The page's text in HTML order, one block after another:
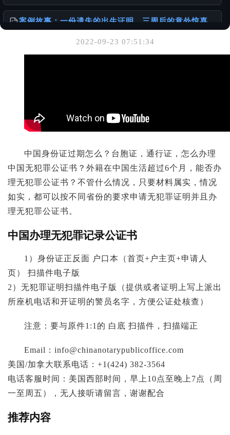
案例故事：一份遗失的出生证明，三周后的意外惊喜
@老陈有话说
你可能也喜欢
关于服务诚信与办理流程的重要声明
@老陈有话说
如何办理加拿大使用的出生公证书
@样本库
2022-09-23 07:51:34
中国身份证过期怎么？台胞证，通行证，怎么办理
中国无犯罪公证书？外籍在中国生活超过6个月，能否办
理无犯罪公证书？不管什么情况，只要材料属实，情况
如实，都可以按不同省份的要求申请无犯罪证明并且办
理无犯罪公证书。
中国办理无犯罪记录公证书
1）身份证正反面 户口本（首页+户主页+申请人
页） 扫描件电子版
2）无犯罪证明扫描件电子版（提供或者证明上写上派出
所座机电话和开证明的警员名字，方便公证处核查）
注意：要与原件1:1的 白底 扫描件，扫描端正
Email： info@chinanotarypublicoffice.com
美国/加拿大联系电话：+1(424) 382-3564
电话客服时间：美国西部时间，早上10点至晚上7点（周
一至周五），无人接听请留言，谢谢配合
推荐内容